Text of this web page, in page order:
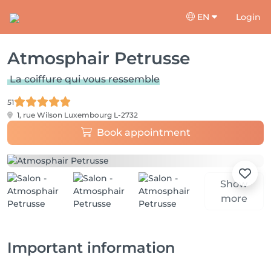
EN Login
Atmosphair Petrusse
La coiffure qui vous ressemble
51
1, rue Wilson Luxembourg L-2732
Book appointment
Show
more
Important information